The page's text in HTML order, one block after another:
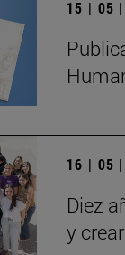
15 | 05
16 | 05
Diez
y